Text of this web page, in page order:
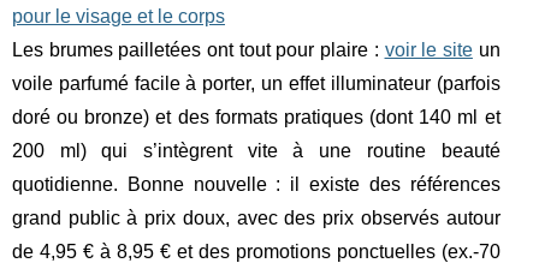
pour le visage et le corps
Les brumes pailletées ont tout pour plaire : voir le siteun
voile parfumé facile à porter, un effet illuminateur (parfois
doré ou bronze) et des formats pratiques (dont 140 ml et
200 ml) qui s’intègrent vite à une routine beauté
quotidienne. Bonne nouvelle : il existe des références
grand public à prix doux, avec des prix observés autour
de 4,95 € à 8,95 € et des promotions ponctuelles (ex.-70